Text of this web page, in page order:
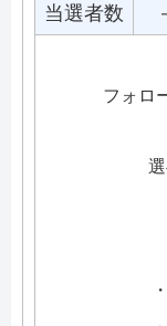
当選者数
フォロ